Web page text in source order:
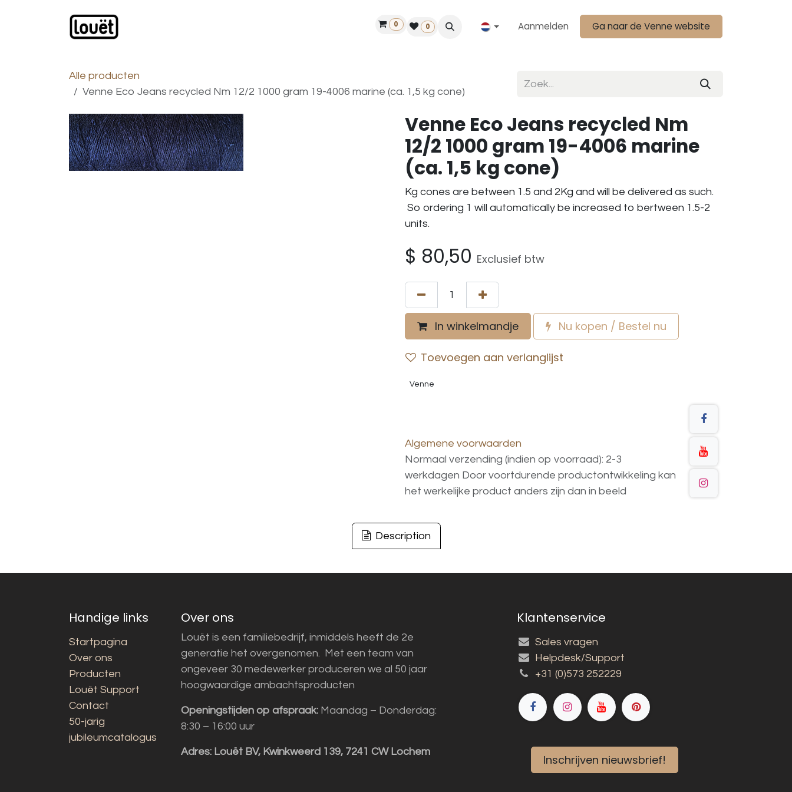
Vind een dealer
0 0 Aanmelden Ga naar de Venne website
Alle producten
Venne Eco Jeans recycled Nm 12/2 1000 gram 19-4006 marine (ca. 1,5 kg cone)
Venne Eco Jeans recycled Nm
12/2 1000 gram 19-4006 marine
(ca. 1,5 kg cone)
Kg cones are between 1.5 and 2Kg and will be delivered as such.
So ordering 1 will automatically be increased to bertween 1.5-2
units.
$ 80,50 Exclusief btw
In winkelmandje Nu kopen / Bestel nu
Toevoegen aan verlanglijst
Venne
Algemene voorwaarden
Normaal verzending (indien op voorraad): 2-3
werkdagen Door voortdurende productontwikkeling kan
het werkelijke product anders zijn dan in beeld
Description
Handige links
Startpagina
Over ons
Producten
Louët Support
Contact
50-jarig
jubileumcatalogus
Over ons
Louët is een familiebedrijf, inmiddels heeft de 2e
generatie het overgenomen. Met een team van
ongeveer 30 medewerker produceren we al 50 jaar
hoogwaardige ambachtsproducten
Openingstijden op afspraak: Maandag – Donderdag:
8:30 – 16:00 uur
Adres: Louët BV, Kwinkweerd 139, 7241 CW Lochem
Klantenservice
Sales vragen
Helpdesk/Support
+31 (0)573 252229
Inschrijven nieuwsbrief!